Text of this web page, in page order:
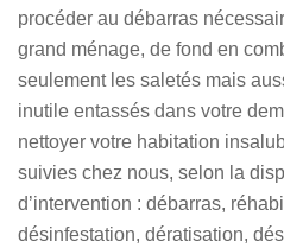
procéder au débarras
grand ménage, de fond en
seulement les saletés mais
inutile entassés dans votre
nettoyer votre habitation
suivies chez nous, selon la
d’intervention : débarras,
désinfestation, dératisation,